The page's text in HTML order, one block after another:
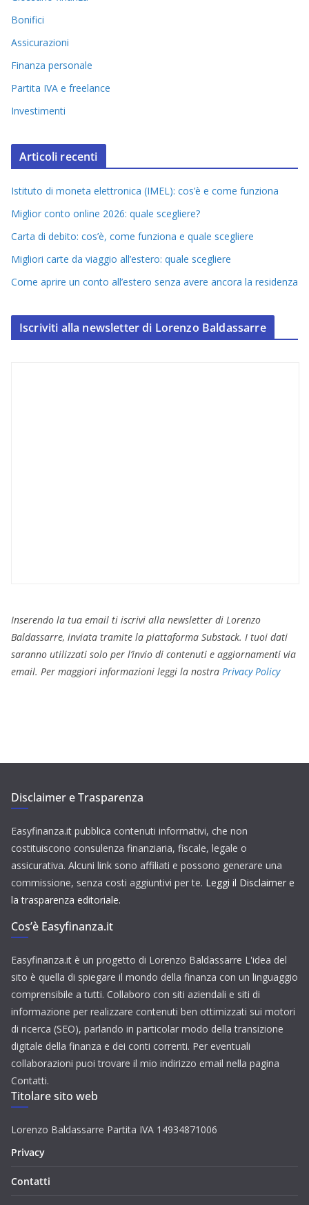
Bonifici
Assicurazioni
Finanza personale
Partita IVA e freelance
Investimenti
Articoli recenti
Istituto di moneta elettronica (IMEL): cos’è e come funziona
Miglior conto online 2026: quale scegliere?
Carta di debito: cos’è, come funziona e quale scegliere
Migliori carte da viaggio all’estero: quale scegliere
Come aprire un conto all’estero senza avere ancora la residenza
Iscriviti alla newsletter di Lorenzo Baldassarre
Inserendo la tua email ti iscrivi alla newsletter di Lorenzo
Baldassarre, inviata tramite la piattaforma Substack. I tuoi dati
saranno utilizzati solo per l’invio di contenuti e aggiornamenti via
email. Per maggiori informazioni leggi la nostra Privacy Policy
Disclaimer e Trasparenza
Easyfinanza.it pubblica contenuti informativi, che non
costituiscono consulenza finanziaria, fiscale, legale o
assicurativa. Alcuni link sono affiliati e possono generare una
commissione, senza costi aggiuntivi per te. Leggi il Disclaimer e
la trasparenza editoriale.
Cos’è Easyfinanza.it
Easyfinanza.it è un progetto di Lorenzo Baldassarre L'idea del
sito è quella di spiegare il mondo della finanza con un linguaggio
comprensibile a tutti. Collaboro con siti aziendali e siti di
informazione per realizzare contenuti ben ottimizzati sui motori
di ricerca (SEO), parlando in particolar modo della transizione
digitale della finanza e dei conti correnti. Per eventuali
collaborazioni puoi trovare il mio indirizzo email nella pagina
Contatti.
Titolare sito web
Lorenzo Baldassarre Partita IVA 14934871006
Privacy
Contatti